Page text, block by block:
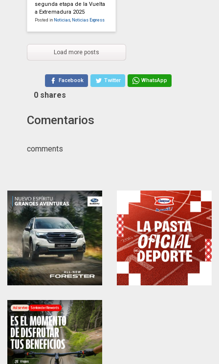
segunda etapa de la Vuelta
a Extremadura 2025
Posted in Noticias Noticias Express
Load more posts
Facebook Twitter WhatsApp
0 shares
Comentarios
comments